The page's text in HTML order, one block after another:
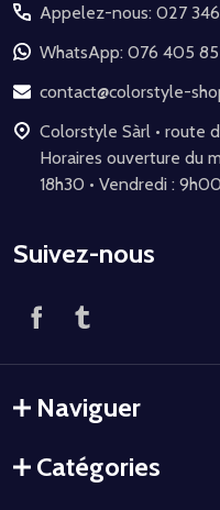
pied
de
page
Appelez-nous: 027
WhatsApp: 076 405 85
contact@colorstyle-
Colorstyle Sàrl • route des Rottes 8 • 1964 Conthey •
Horaires ouverture du magasin : Lundi
18h30 • Vendredi :
Suivez-nous
Naviguer
Catégories